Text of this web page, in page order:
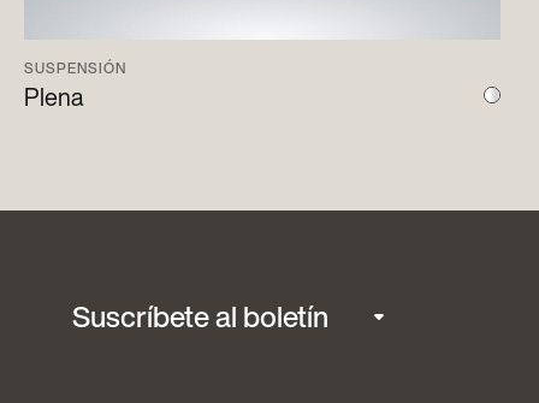
SUSPENSIÓN
Plena
Suscríbete al boletín